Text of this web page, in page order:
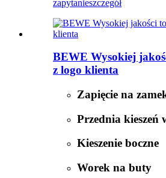
zapytanieszczegół
BEWE Wysokiej
z logo klienta
Zapięcie na
Przednia kieszeń
Kieszenie boczne
Worek na buty